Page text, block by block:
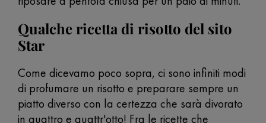
Qualche ricetta di risotto del sito
Star
Come dicevamo poco sopra, ci sono infiniti modi
di profumare un risotto e preparare sempre un
piatto diverso con la certezza che sarà divorato
in quattro e quattr'otto! Fra le ricette che